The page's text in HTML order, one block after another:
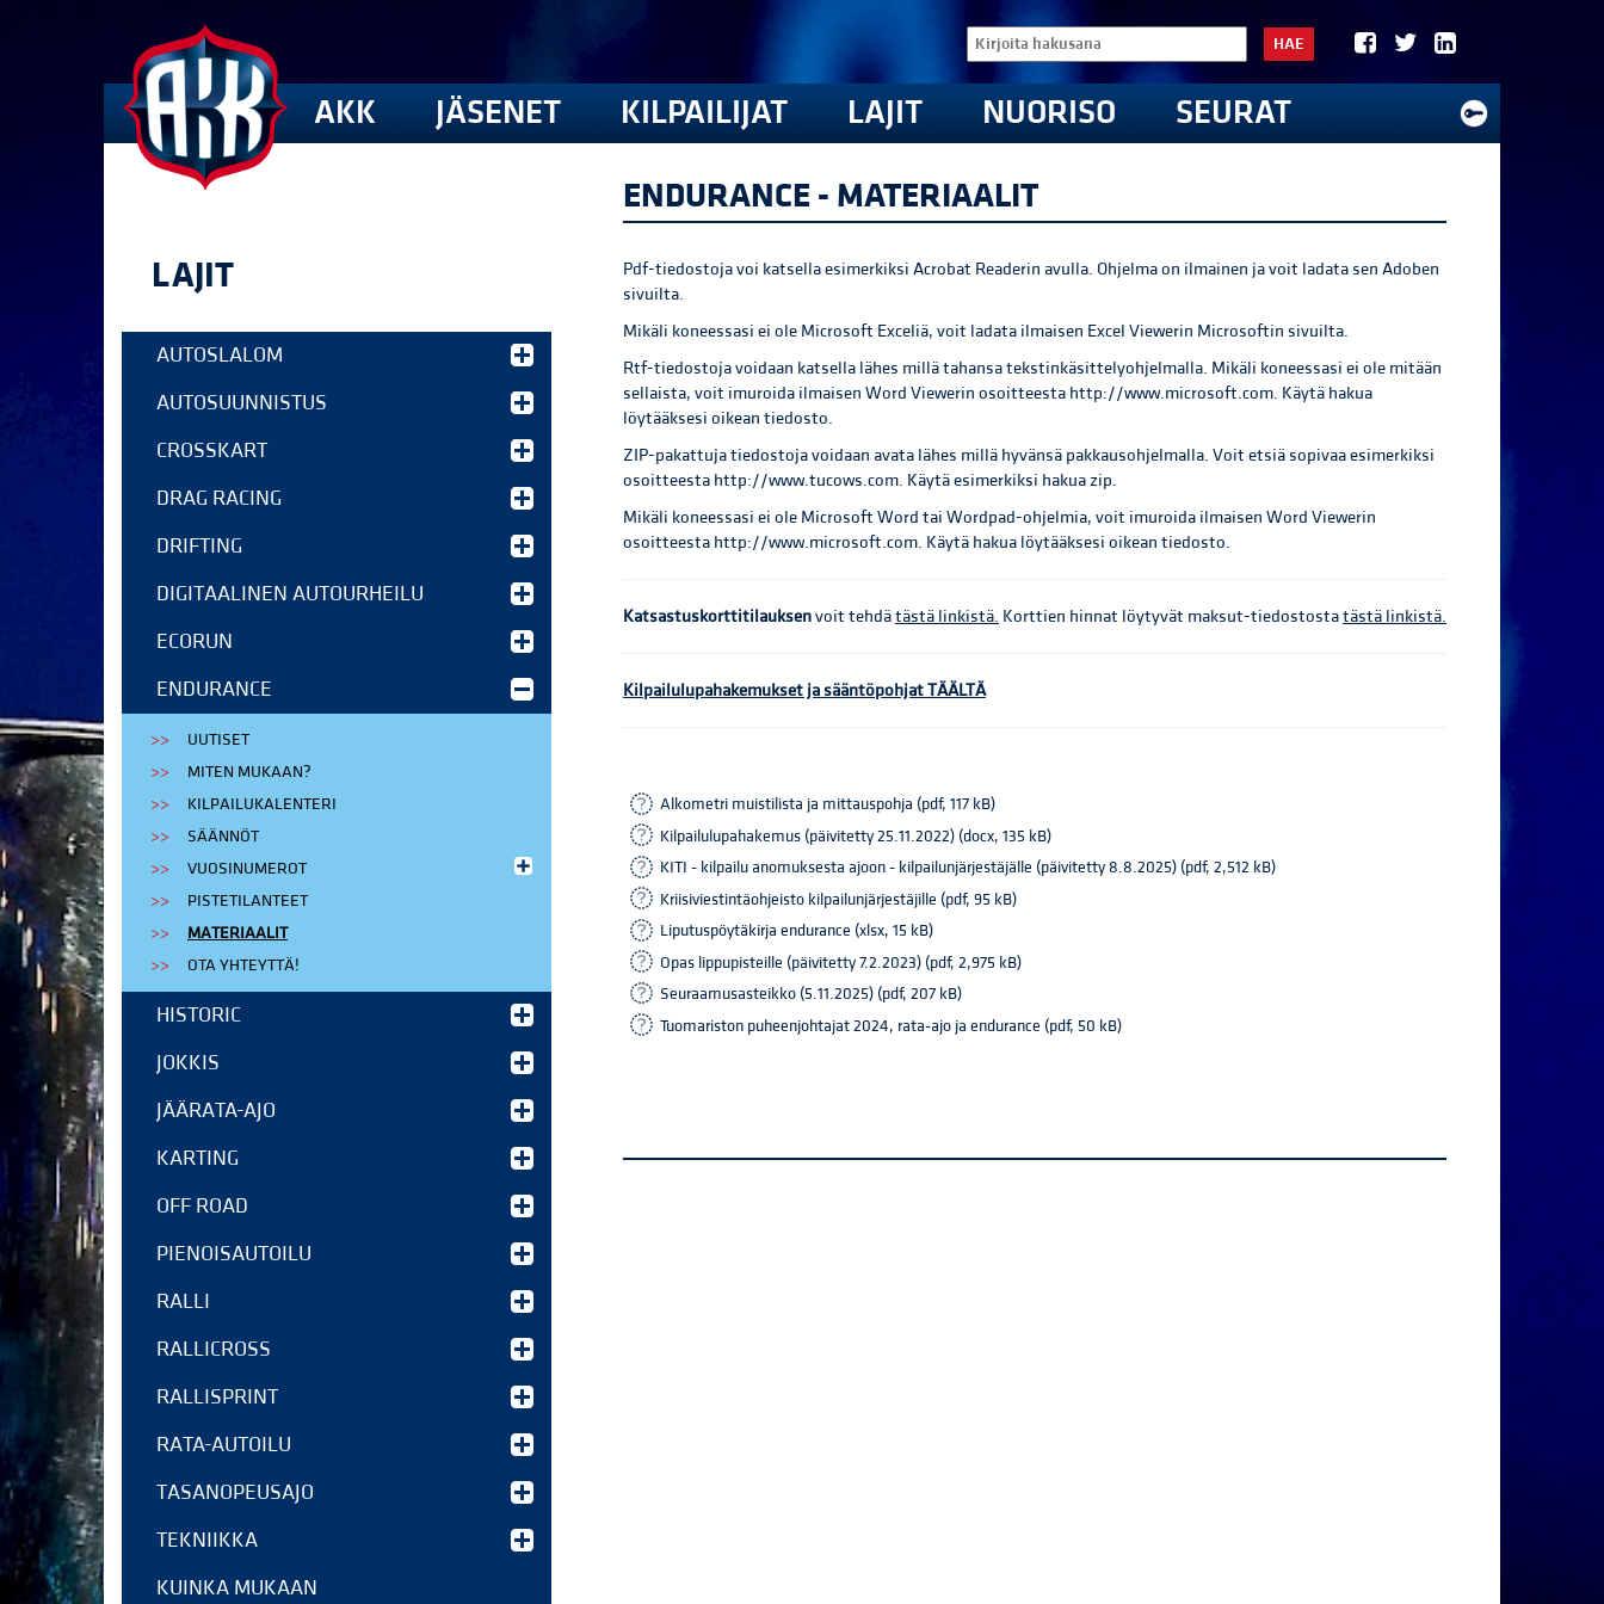
HAE
AKK JÄSENET KILPAILIJAT LAJIT NUORISO SEURAT
LAJIT
AUTOSLALOM
AUTOSUUNNISTUS
CROSSKART
DRAG RACING
DRIFTING
DIGITAALINEN AUTOURHEILU
ECORUN
ENDURANCE
UUTISET
MITEN MUKAAN?
KILPAILUKALENTERI
SÄÄNNÖT
VUOSINUMEROT
PISTETILANTEET
MATERIAALIT
OTA YHTEYTTÄ!
HISTORIC
JOKKIS
JÄÄRATA-AJO
KARTING
OFF ROAD
PIENOISAUTOILU
RALLI
RALLICROSS
RALLISPRINT
RATA-AUTOILU
TASANOPEUSAJO
TEKNIIKKA
KUINKA MUKAAN
ENDURANCE - MATERIAALIT
Pdf-tiedostoja voi katsella esimerkiksi Acrobat Readerin avulla. Ohjelma on ilmainen ja voit ladata sen Adoben
sivuilta.
Mikäli koneessasi ei ole Microsoft Exceliä, voit ladata ilmaisen Excel Viewerin Microsoftin sivuilta.
Rtf-tiedostoja voidaan katsella lähes millä tahansa tekstinkäsittelyohjelmalla. Mikäli koneessasi ei ole mitään
sellaista, voit imuroida ilmaisen Word Viewerin osoitteesta http://www.microsoft.com. Käytä hakua
löytääksesi oikean tiedosto.
ZIP-pakattuja tiedostoja voidaan avata lähes millä hyvänsä pakkausohjelmalla. Voit etsiä sopivaa esimerkiksi
osoitteesta http://www.tucows.com. Käytä esimerkiksi hakua zip.
Mikäli koneessasi ei ole Microsoft Word tai Wordpad-ohjelmia, voit imuroida ilmaisen Word Viewerin
osoitteesta http://www.microsoft.com. Käytä hakua löytääksesi oikean tiedosto.
Katsastuskorttitilauksenvoit tehdätästä linkistä. Korttien hinnat löytyvät maksut-tiedostostatästä linkistä.
Kilpailulupahakemukset ja sääntöpohjat TÄÄLTÄ
Alkometri muistilista ja mittauspohja (pdf, 117 kB)
Kilpailulupahakemus (päivitetty 25.11.2022) (docx, 135 kB)
KITI - kilpailu anomuksesta ajoon - kilpailunjärjestäjälle (päivitetty 8.8.2025) (pdf, 2,512 kB)
Kriisiviestintäohjeisto kilpailunjärjestäjille (pdf, 95 kB)
Liputuspöytäkirja endurance (xlsx, 15 kB)
Opas lippupisteille (päivitetty 7.2.2023) (pdf, 2,975 kB)
Seuraamusasteikko (5.11.2025) (pdf, 207 kB)
Tuomariston puheenjohtajat 2024, rata-ajo ja endurance (pdf, 50 kB)